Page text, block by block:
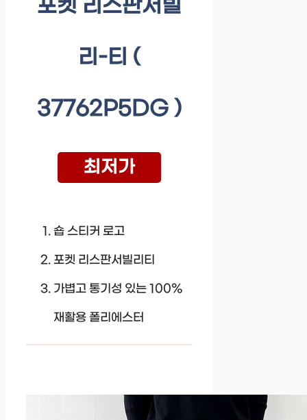
포켓 리스판서빌
리-티 (
37762P5DG )
최저가
숍 스티커 로고
포켓 리스판서빌리티
가볍고 통기성 있는 100%
재활용 폴리에스터